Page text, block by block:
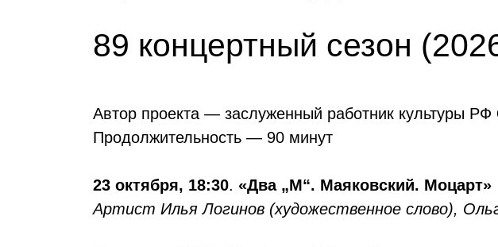
89 концертный сезон
Автор проекта — заслуженный работник культуры РФ
Продолжительность — 90 минут
23 октября, 18:30. «Два „М“. Маяковский. Моцарт»
Артист Илья Логинов (художественное слово),